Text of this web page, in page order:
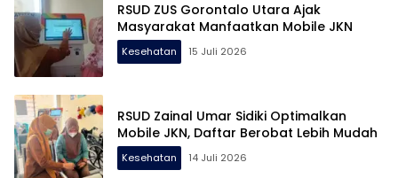
RSUD ZUS Gorontalo Utara Ajak
Masyarakat Manfaatkan Mobile JKN
Kesehatan 15 Juli 2026
RSUD Zainal Umar Sidiki Optimalkan
Mobile JKN, Daftar Berobat Lebih Mudah
Kesehatan 14 Juli 2026